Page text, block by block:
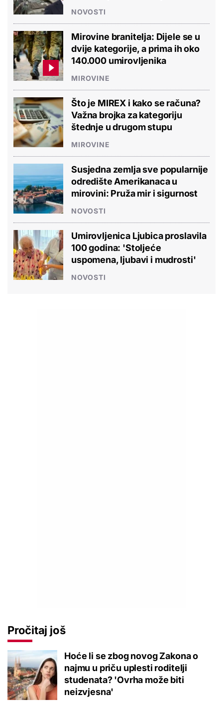
NOVOSTI
Mirovine branitelja: Dijele se u
dvije kategorije, a prima ih oko
140.000 umirovljenika
MIROVINE
Što je MIREX i kako se računa?
Važna brojka za kategoriju
štednje u drugom stupu
MIROVINE
Susjedna zemlja sve popularnije
odredište Amerikanaca u
mirovini: Pruža mir i sigurnost
NOVOSTI
Umirovljenica Ljubica proslavila
100 godina: 'Stoljeće
uspomena, ljubavi i mudrosti'
NOVOSTI
Pročitaj još
Hoće li se zbog novog Zakona o
najmu u priču uplesti roditelji
studenata? 'Ovrha može biti
neizvjesna'